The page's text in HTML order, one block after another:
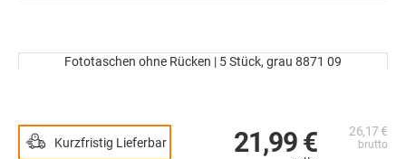
26,17 €
21,99 €
Kurzfristig Lieferbar
Fototaschen ohne Rücken | 5 Stück, grau 8871 09
Bildergalerie
springen